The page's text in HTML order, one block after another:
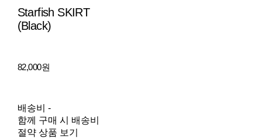
Starfish SKIRT
(Black)
82,000원
배송비 -
함께 구매 시 배송비
절약 상품 보기